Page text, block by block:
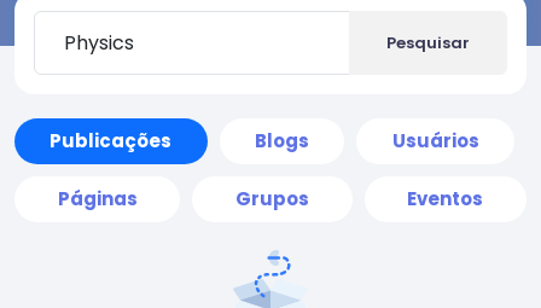
Pesquisar
Publicações Blogs Usuários
Páginas Grupos Eventos